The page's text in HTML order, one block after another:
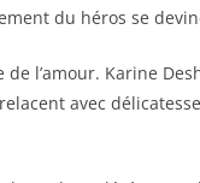
du héros se
l’amour. Karine
avec